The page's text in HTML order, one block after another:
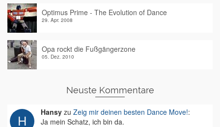
Optimus Prime - The Evolution of Dance
29. Apr. 2008
Opa rockt die Fußgängerzone
05. Dez. 2010
Neuste Kommentare
Hansy zu Zeig mir deinen besten Dance Move!:
Ja mein Schatz, ich bin da.